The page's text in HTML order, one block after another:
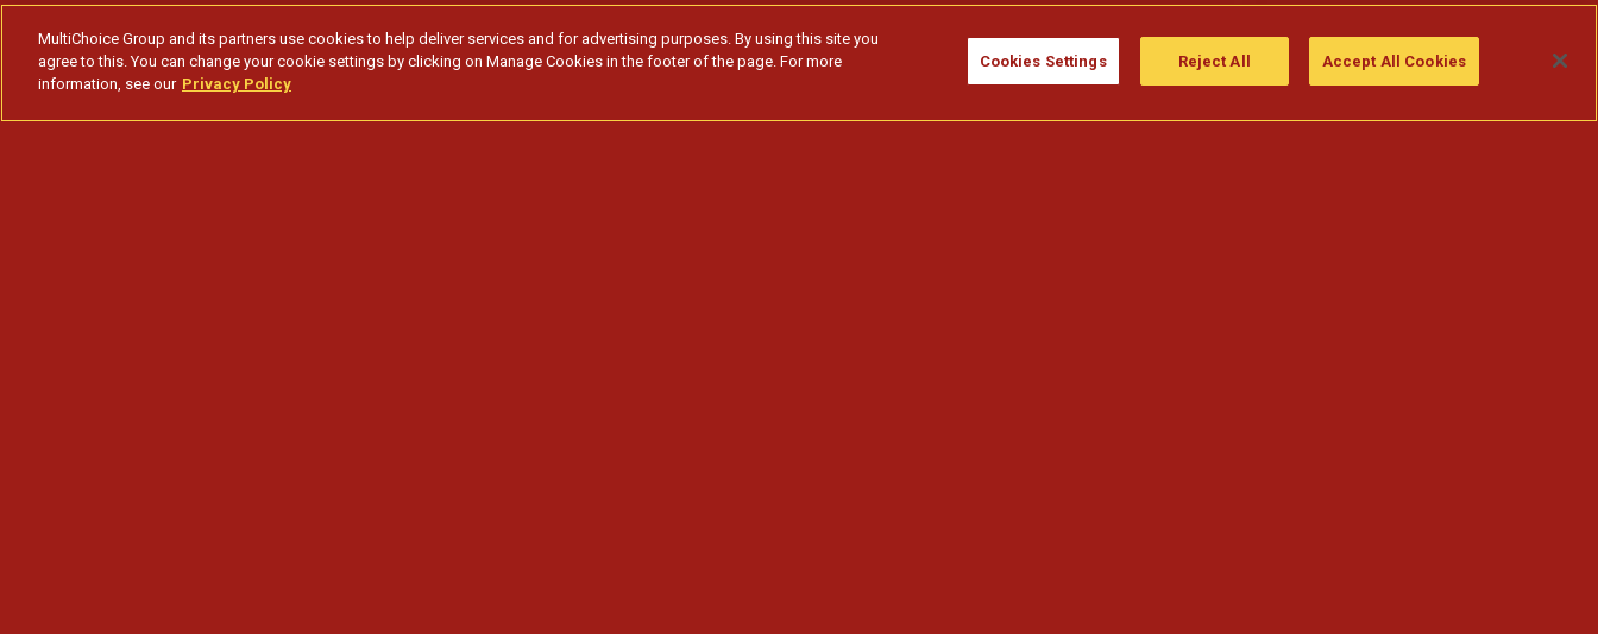
MultiChoice Group and its partners use cookies to help deliver services and for advertising purposes. By using this site you
agree to this. You can change your cookie settings by clicking on Manage Cookies in the footer of the page. For more
information, see our Privacy Policy
Cookies Settings Reject All Accept All Cookies